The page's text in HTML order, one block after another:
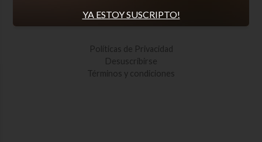
Políticas de Privacidad
Desuscribirse
Términos y condiciones
YA ESTOY SUSCRIPTO!